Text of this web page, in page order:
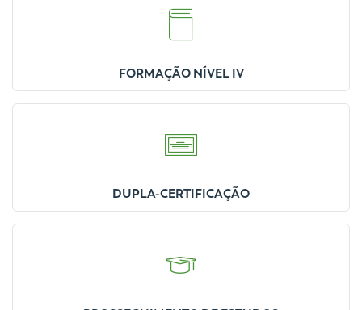
FORMAÇÃO NÍVEL IV
DUPLA-CERTIFICAÇÃO